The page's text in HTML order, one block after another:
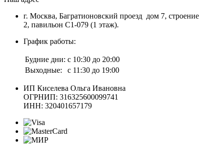
г. Москва, Багратионовский проезд дом 7, строение
2, павильон С1-079 (1 этаж).
График работы:
Будние дни: с 10:30 до 20:00
Выходные:
с 11:30 до 19:00
ИП Киселева Ольга Ивановна
ОГРНИП: 316325600099741
ИНН: 320401657179